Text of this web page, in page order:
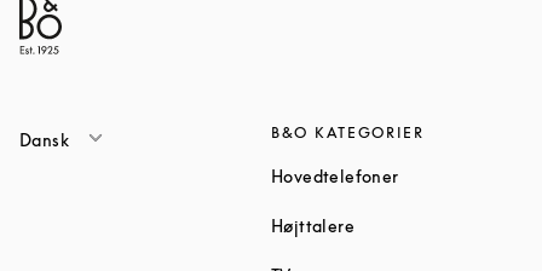
Dansk B&O KATEGORIER
HovedtelefonerLink Opens in
Højttalere